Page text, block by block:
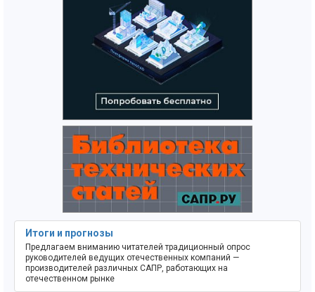
Итоги и прогнозы
Предлагаем вниманию читателей традиционный опрос
руководителей ведущих отечественных компаний —
производителей различных САПР, работающих на
отечественном рынке